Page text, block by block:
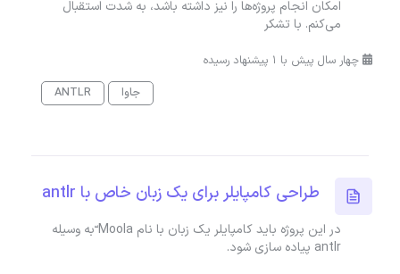
امکان انجام پروژه‌ها را نیز داشته باشد، به شدت استقبال
می‌کنم. با تشکر
چهار سال پیش با 1 پیشنهاد رسیده
جاوا
ANTLR
طراحی کامپایلر برای یک زبان خاص با antlr
در این پروژه باید کامپایلر یک زبان با نام Moola ّبه وسیله
antlr پیاده سازی شود.